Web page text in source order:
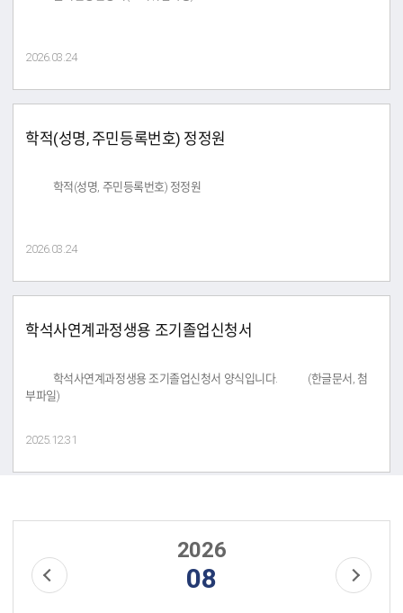
2026.03.24
학적(성명, 주민등록번호) 정정원
학적(성명, 주민등록번호) 정정원
2026.03.24
학석사연계과정생용 조기졸업신청서
학석사연계과정생용 조기졸업신청서 양식입니다. (한글문서, 첨
부파일)
2025.12.31
2026
08